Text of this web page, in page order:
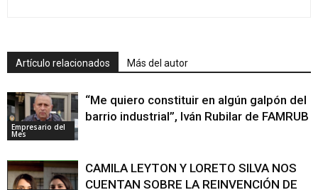
Artículo relacionados Más del autor
Empresario del
Mes
“Me quiero constituir en algún galpón del
barrio industrial”, Iván Rubilar de FAMRUB
CAMILA LEYTON Y LORETO SILVA NOS
CUENTAN SOBRE LA REINVENCIÓN DE